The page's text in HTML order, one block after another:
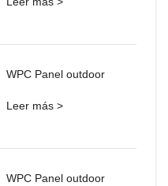
WPC Panel outdoor
Leer más >
WPC Panel outdoor